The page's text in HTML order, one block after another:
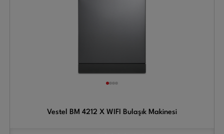
Vestel BM 4212 X WIFI Bulaşık Makinesi